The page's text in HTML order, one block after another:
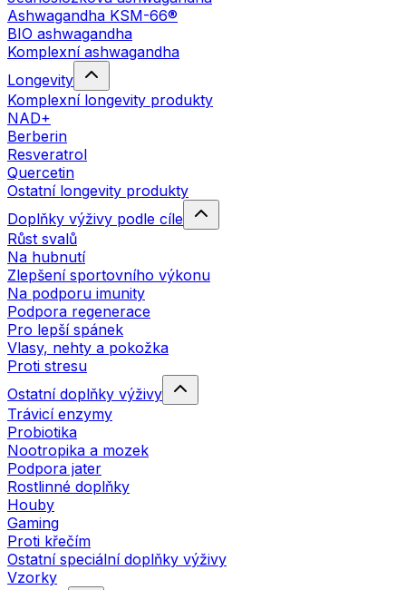
Ashwagandha KSM-66®
BIO ashwagandha
Komplexní ashwagandha
Longevity
Komplexní longevity produkty
NAD+
Berberin
Resveratrol
Quercetin
Ostatní longevity produkty
Doplňky výživy podle cíle
Růst svalů
Na hubnutí
Zlepšení sportovního výkonu
Na podporu imunity
Podpora regenerace
Pro lepší spánek
Vlasy, nehty a pokožka
Proti stresu
Ostatní doplňky výživy
Trávicí enzymy
Probiotika
Nootropika a mozek
Podpora jater
Rostlinné doplňky
Houby
Gaming
Proti křečím
Ostatní speciální doplňky výživy
Vzorky